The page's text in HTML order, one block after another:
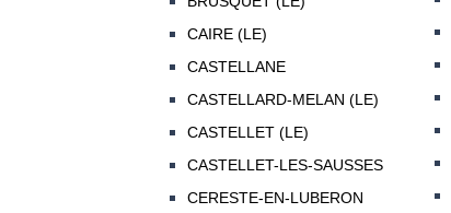
CAIRE (LE)
CASTELLANE
CASTELLARD-MELAN (LE)
CASTELLET (LE)
CASTELLET-LES-SAUSSES
CERESTE-EN-LUBERON